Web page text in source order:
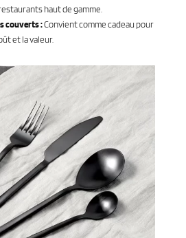
haut de gamme.
couverts :Convient comme cadeau pour
et la valeur.